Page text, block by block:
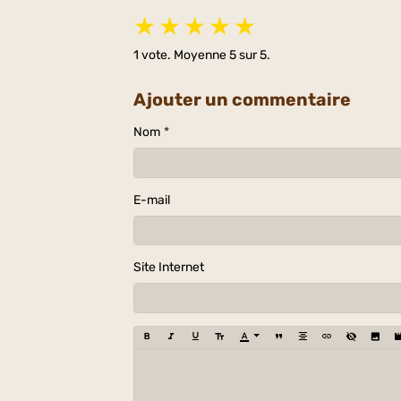
★ ★ ★ ★ ★
1 vote. Moyenne5sur 5.
Ajouter un commentaire
Nom
E-mail
Site Internet